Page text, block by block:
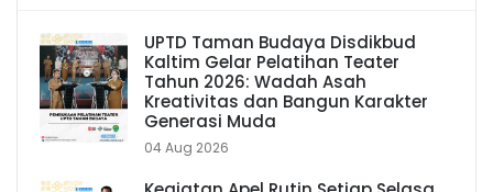
UPTD Taman Budaya Disdikbud
Kaltim Gelar Pelatihan Teater
Tahun 2026: Wadah Asah
Kreativitas dan Bangun Karakter
Generasi Muda
04 Aug 2026